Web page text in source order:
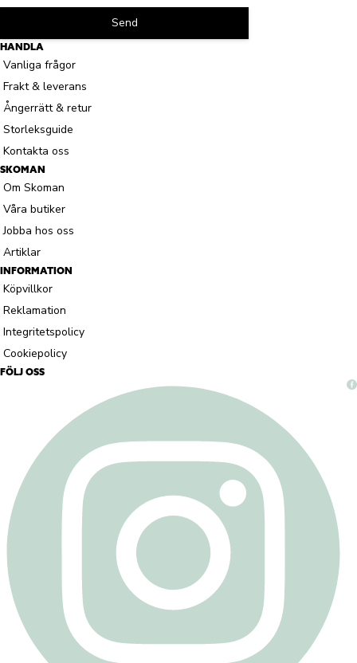
Send
HANDLA
Vanliga frågor
Frakt & leverans
Ångerrätt & retur
Storleksguide
Kontakta oss
SKOMAN
Om Skoman
Våra butiker
Jobba hos oss
Artiklar
INFORMATION
Köpvillkor
Reklamation
Integritetspolicy
Cookiepolicy
FÖLJ OSS